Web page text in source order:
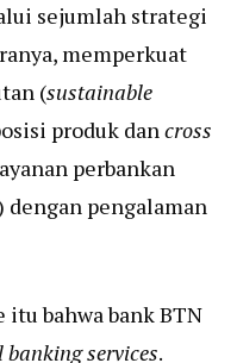
sejumlah strategi
memperkuat
(sustainable
produk dancross
perbankan
dengan pengalaman
itu bahwa bank BTN
banking services.